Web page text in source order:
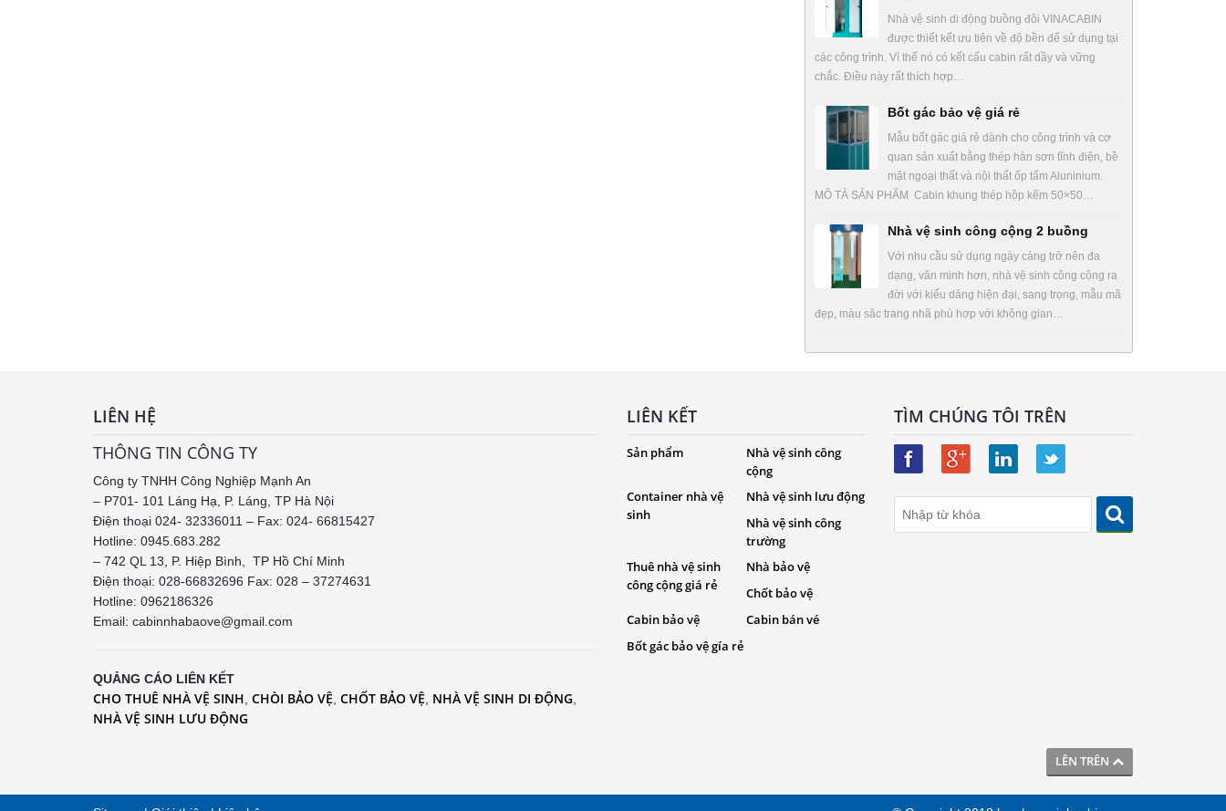
Nhà vệ sinh di động buồng đôi VINACABIN
được thiết kết ưu tiên về độ bền để sử dụng tại
các công trình. Vì thế nó có kết cấu cabin rất dầy và vững
chắc. Điều này rất thích hợp…
Bốt gác bảo vệ giá rẻ
Mẫu bốt gác giá rẻ dành cho công trình và cơ
quan sản xuất bằng thép hàn sơn tĩnh điện, bề
mặt ngoại thất và nội thất ốp tấm Aluninium.
MÔ TẢ SẢN PHẨM Cabin khung thép hộp kẽm 50×50…
Nhà vệ sinh công cộng 2 buồng
Với nhu cầu sử dụng ngày càng trở nên đa
dạng, văn minh hơn, nhà vệ sinh công cộng ra
đời với kiểu dáng hiện đại, sang trọng, mẫu mã
đẹp, màu săc trang nhã phù hợp với không gian…
LÊN TRÊN
LIÊN HỆ
THÔNG TIN CÔNG TY
Công ty TNHH Công Nghiệp Mạnh An
– P701- 101 Láng Hạ, P. Láng, TP Hà Nội
Điện thoại 024- 32336011 – Fax: 024- 66815427
Hotline: 0945.683.282
– 742 QL 13, P. Hiệp Bình, TP Hồ Chí Minh
Điện thoại: 028-66832696 Fax: 028 – 37274631
Hotline: 0962186326
Email: cabinnhabaove@gmail.com
QUẢNG CÁO LIÊN KẾT
CHO THUÊ NHÀ VỆ SINH CHÒI BẢO VỆ CHỐT BẢO VỆ NHÀ VỆ SINH DI ĐỘNG
NHÀ VỆ SINH LƯU ĐỘNG
LIÊN KẾT
Sản phẩm Nhà vệ sinh công
cộng
Container nhà vệ
sinh
Nhà vệ sinh lưu động
Nhà vệ sinh công
trường
Thuê nhà vệ sinh
công cộng giá rẻ
Nhà bảo vệ
Chốt bảo vệ
Cabin bảo vệ
Cabin bán vé
Bốt gác bảo vệ gía rẻ
TÌM CHÚNG TÔI TRÊN